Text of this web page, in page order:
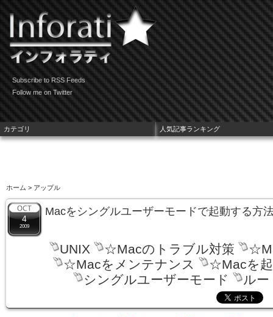
Subscribe to RSS Feeds
Follow me on Twitter
ホーム > アップル
4
2009
Macをシングルユーザーモードで起動する方
UNIX ☆Macのトラブル対策
☆Macをメンテナンス
☆Macを起
シングルユーザーモード
ル
カテゴリ 人気記事ランキング